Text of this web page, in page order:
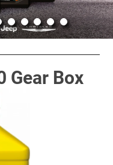
Gear Box